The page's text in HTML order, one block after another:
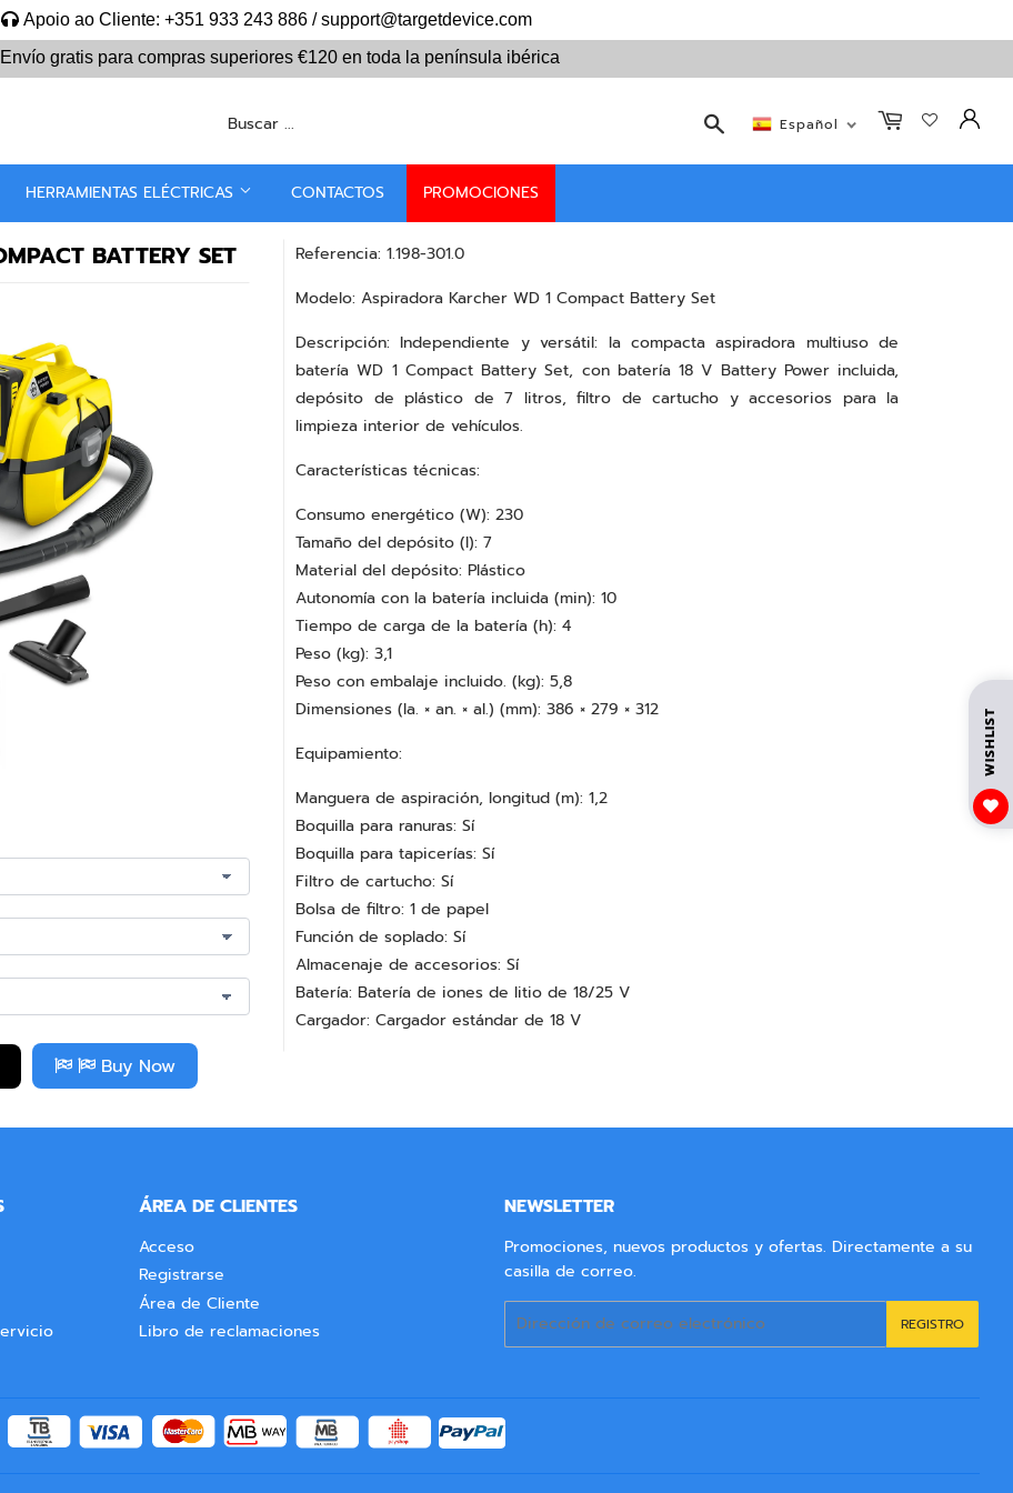
Apoio ao Cliente: +351 933 243 886 / support@targetdevice.com
Envío gratis para compras superiores€120 en toda la península ibérica
Buscar Español
HERRAMIENTAS ELÉCTRICAS CONTACTOS PROMOCIONES
BATTERY SET
Buy Now
Referencia: 1.198-301.0
Modelo: Aspiradora Karcher WD 1 Compact Battery Set
Descripción: Independiente y versátil: la compacta aspiradora multiuso de
batería WD 1 Compact Battery Set, con batería 18 V Battery Power incluida,
depósito de plástico de 7 litros, filtro de cartucho y accesorios para la
limpieza interior de vehículos.
Características técnicas:
Consumo energético (W): 230
Tamaño del depósito (l): 7
Material del depósito: Plástico
Autonomía con la batería incluida (min): 10
Tiempo de carga de la batería (h): 4
Peso (kg): 3,1
Peso con embalaje incluido. (kg): 5,8
Dimensiones (la. × an. × al.) (mm): 386 × 279 × 312
Equipamiento:
Manguera de aspiración, longitud (m): 1,2
Boquilla para ranuras: Sí
Boquilla para tapicerías: Sí
Filtro de cartucho: Sí
Bolsa de filtro: 1 de papel
Función de soplado: Sí
Almacenaje de accesorios: Sí
Batería: Batería de iones de litio de 18/25 V
Cargador: Cargador estándar de 18 V
ÁREA DE CLIENTES
Acceso
Registrarse
Área de Cliente
Libro de reclamaciones
NEWSLETTER
Promociones, nuevos productos y ofertas. Directamente a su
casilla de correo.
Correo
REGISTRO
WISHLIST